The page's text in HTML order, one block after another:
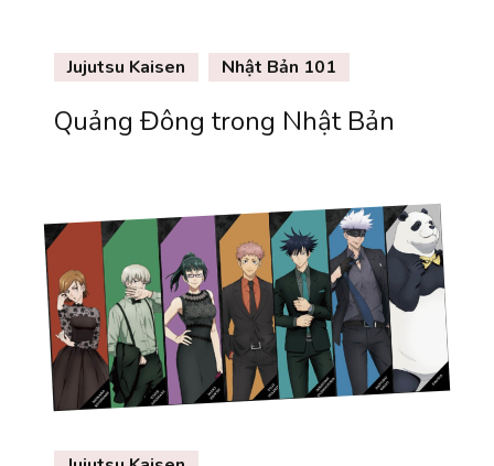
Jujutsu Kaisen Nhật Bản 101
Quảng Đông trong Nhật Bản